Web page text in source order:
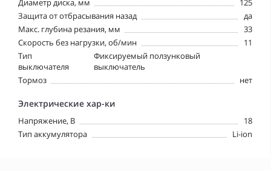
Диаметр диска, мм
125
Защита от отбрасывания назад
да
Макс. глубина резания, мм
33
Скорость без нагрузки, об/мин
11
Тип
выключателя
Фиксируемый ползунковый
выключатель
Тормоз
нет
Электрические хар-ки
Напряжение, В
18
Тип аккумулятора
Li-ion